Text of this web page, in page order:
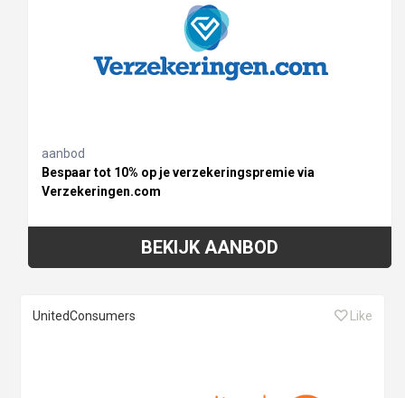
aanbod
Bespaar tot 10% op je verzekeringspremie via
Verzekeringen.com
BEKIJK AANBOD
UnitedConsumers Like